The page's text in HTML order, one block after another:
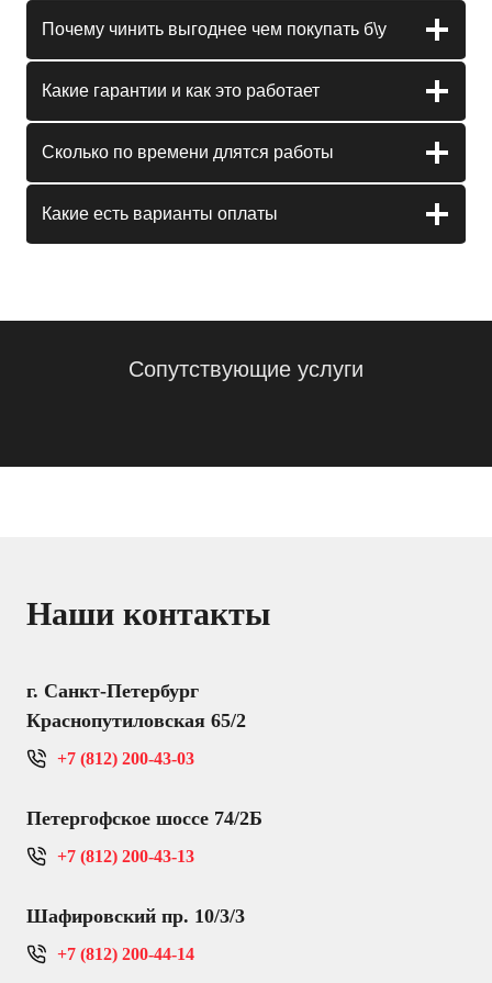
Почему чинить выгоднее чем покупать б\у
Какие гарантии и как это работает
Сколько по времени длятся работы
Какие есть варианты оплаты
Сопутствующие услуги
Наши контакты
г. Санкт-Петербург
Краснопутиловская 65/2
+7 (812) 200-43-03
Петергофское шоссе 74/2Б
+7 (812) 200-43-13
Шафировский пр. 10/3/3
+7 (812) 200-44-14